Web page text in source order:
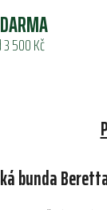
500 Kč
bunda